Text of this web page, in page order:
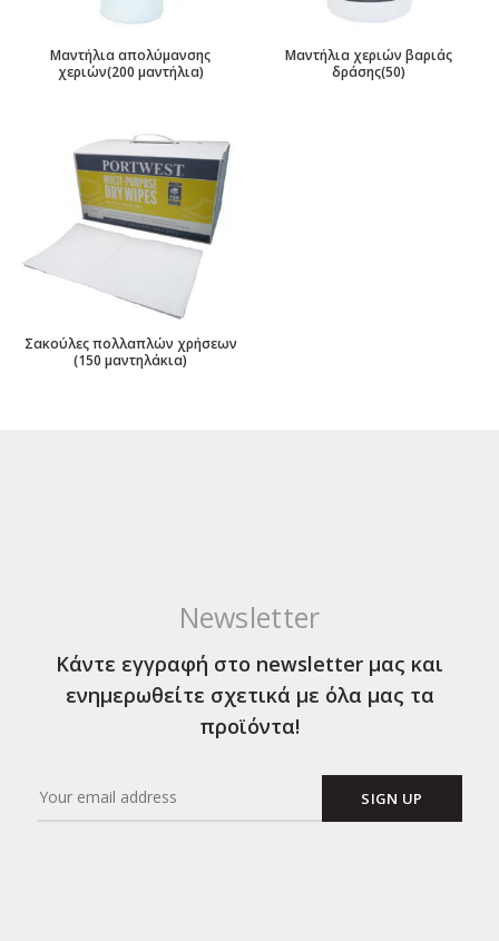
Μαντήλια απολύμανσης
χεριών(200 μαντήλια)
Μαντήλια χεριών βαριάς
δράσης(50)
Σακούλες πολλαπλών χρήσεων
(150 μαντηλάκια)
Newsletter
Κάντε εγγραφή στο newsletter μας και
ενημερωθείτε σχετικά με όλα μας τα
προϊόντα!